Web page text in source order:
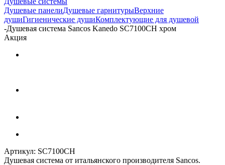
Душевые панелиДушевые гарнитурыВерхние
душиГигиенические душиКомплектующие для душевой
-Душевая система Sancos Kanedo SC7100CH хром
Акция
Артикул: SC7100CH
Душевая система от итальянского производителя Sancos.